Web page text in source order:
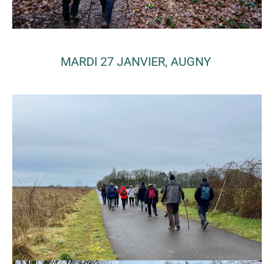
MARDI 27 JANVIER, AUGNY